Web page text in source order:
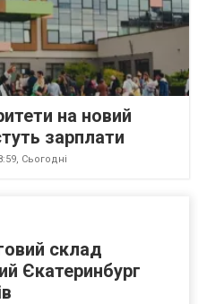
на новий
зарплати
Сьогодні
склад
Єкатеринбург